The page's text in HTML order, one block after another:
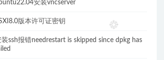
安装vncserver
版本许可证密钥
装ssh报错needrestart is skipped since dpkg has